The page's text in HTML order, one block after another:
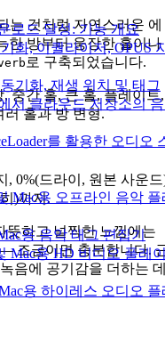
로드 달성: 기능 개요
화, 이퀄라이저, OPUS
기화, 재생 위치 및 태그
서 클라우드 저장소의
를 활용한 오디오
Mac용 오프라인 음악 플
용 음악 태그 편집기
Mac용 HD 비디오 플레
용 하이레스 오디오 플
는 것처럼 자연스러운 에
한 방부터 웅장한 홀이나
로 구축되었습니다.
중간 홀, 큰 홀, 플레이트,
러 홀과 방 변형.
0%(드라이, 원본 사운
)까지.
뜻하고 널찍한 느낌에는
조금이면 충분합니다.
음에 공기감을 더하는